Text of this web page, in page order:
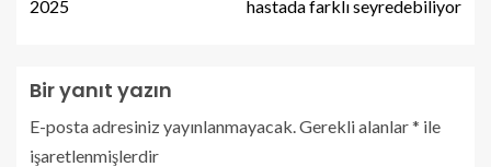
2025
hastada farklı seyredebiliyor
Bir yanıt yazın
E-posta adresiniz yayınlanmayacak. Gerekli alanlar* ile
işaretlenmişlerdir